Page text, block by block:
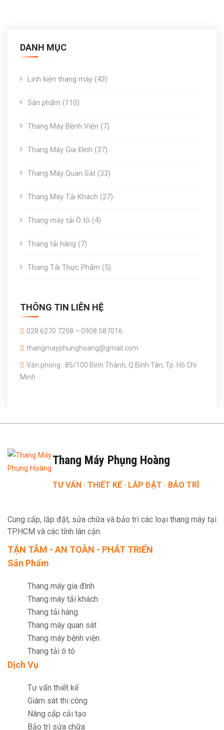
DANH MỤC
Linh kiện thang máy 4343
Sản phẩm
110110
Thang Máy Bệnh Viện
77
Thang Máy Gia Đình
3737
Thang Máy Quan Sát 3333
Thang Máy Tải Khách 2727
Thang máy tải Ô tô
44
Thang tải hàng
77
Thang Tải Thực Phẩm
55
THÔNG TIN LIÊN HỆ
028 6270 7208 – 0908 587016
thangmayphunghoang@gmail.com
Văn phòng : 85/100 Bình Thành, Q.Bình Tân, Tp. Hồ Chí
Minh
Thang Máy Phụng Hoàng
TƯ VẤN · THIẾT KẾ · LẮP ĐẶT · BẢO TRÌ
Cung cấp, lắp đặt, sửa chữa và bảo trì các loại thang máy tại
TP.HCM và các tỉnh lân cận.
TẬN TÂM - AN TOÀN - PHÁT TRIỂN
Sản Phẩm
Thang máy gia đình
Thang máy tải khách
Thang tải hàng
Thang máy quan sát
Thang máy bệnh viện
Thang tải ô tô
Dịch Vụ
Tư vấn thiết kế
Giám sát thi công
Nâng cấp cải tạo
Bảo trì sửa chữa